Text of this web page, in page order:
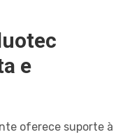
e
oferece suporte à